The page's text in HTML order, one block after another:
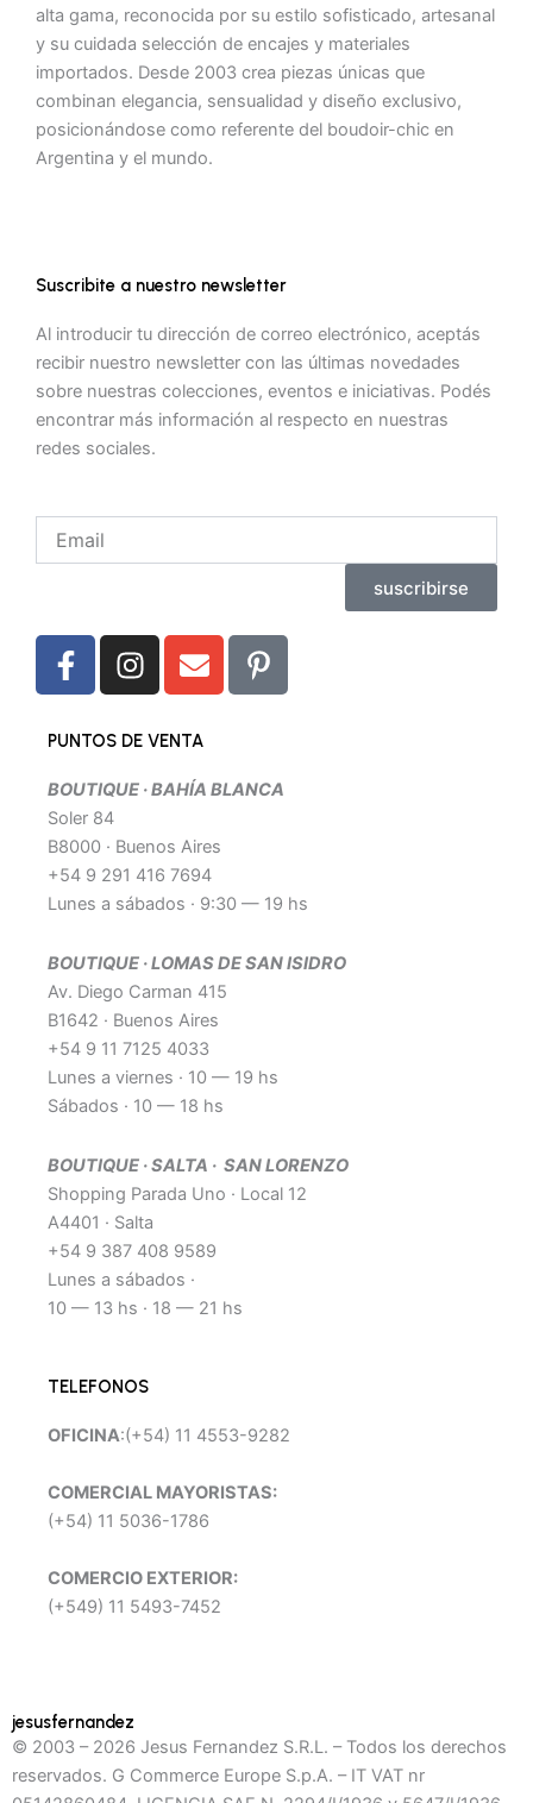
alta gama, reconocida por su estilo sofisticado, artesanal
y su cuidada selección de encajes y materiales
importados. Desde 2003 crea piezas únicas que
combinan elegancia, sensualidad y diseño exclusivo,
posicionándose como referente del boudoir-chic en
Argentina y el mundo.
Suscribite a nuestro newsletter
Al introducir tu dirección de correo electrónico, aceptás
recibir nuestro newsletter con las últimas novedades
sobre nuestras colecciones, eventos e iniciativas. Podés
encontrar más información al respecto en nuestras
redes sociales.
suscribirse
F
a
e
o
o
k
-
f
I
n
t
g
a
m
E
n
e
o
e
P
i
r
-
PUNTOS DE VENTA
BOUTIQUE · BAHÍA BLANCA
Soler 84
B8000 · Buenos Aires
+54 9 291 416 7694
Lunes a sábados · 9:30 — 19 hs
BOUTIQUE · LOMAS DE SAN ISIDRO
Av. Diego Carman 415
B1642 · Buenos Aires
+54 9 11 7125 4033
Lunes a viernes · 10 — 19 hs
Sábados · 10 — 18 hs
BOUTIQUE · SALTA · SAN LORENZO
Shopping Parada Uno · Local 12
A4401 · Salta
+54 9 387 408 9589
Lunes a sábados ·
10 — 13 hs · 18 — 21 hs
TELEFONOS
OFICINA:(+54) 11 4553-9282
COMERCIAL MAYORISTAS:
(+54) 11 5036-1786
COMERCIO EXTERIOR:
(+549) 11 5493-7452
jesusfernandez
© 2003 – 2026 Jesus Fernandez S.R.L. – Todos los derechos
reservados. G Commerce Europe S.p.A. – IT VAT nr